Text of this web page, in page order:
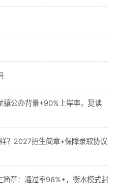
公办背景+90%上岸率，复读
？2027招生简章+保障录取协议
章：通过率96%+，衡水模式封